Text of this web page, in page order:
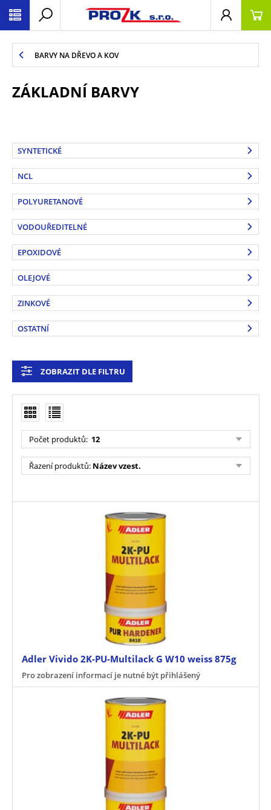
BARVY NA DŘEVO A KOV
ZÁKLADNÍ BARVY
SYNTETICKÉ
NCL
POLYURETANOVÉ
VODOUŘEDITELNÉ
EPOXIDOVÉ
OLEJOVÉ
ZINKOVÉ
OSTATNÍ
ZOBRAZIT DLE FILTRU
Počet produktů: 12
Řazení produktů: Název vzest.
Adler Vivido 2K-PU-Multilack G W10 weiss 875g
Pro zobrazení informací je nutné být přihlášený